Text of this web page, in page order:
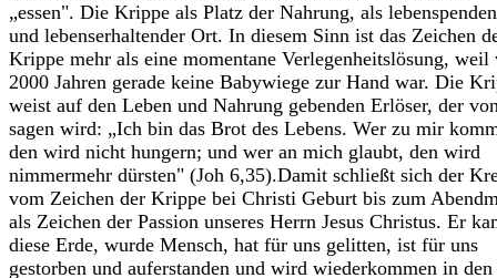
„essen". Die Krippe als Platz der Nahrung, als
und lebenserhaltender Ort. In diesem Sinn ist das Zeichen
Krippe mehr als eine momentane Verlegenheitslösung, weil
2000 Jahren gerade keine Babywiege zur Hand war. Die
weist auf den Leben und Nahrung gebenden Erlöser, der
sagen wird: „Ich bin das Brot des Lebens. Wer zu mir
den wird nicht hungern; und wer an mich glaubt, den wird
nimmermehr dürsten" (Joh 6,35).Damit schließt sich der
vom Zeichen der Krippe bei Christi Geburt bis zum
als Zeichen der Passion unseres Herrn Jesus Christus. Er
diese Erde, wurde Mensch, hat für uns gelitten, ist für uns
gestorben und auferstanden und wird wiederkommen in den